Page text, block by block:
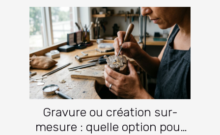
Gravure ou création sur-
mesure : quelle option pour